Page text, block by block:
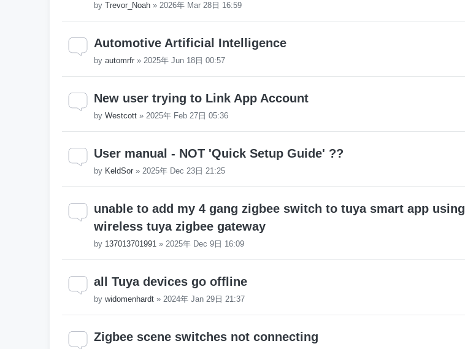
by Trevor_Noah » 2026年 Mar 28日 16:59
Automotive Artificial Intelligence
by automrfr » 2025年 Jun 18日 00:57
New user trying to Link App Account
by Westcott » 2025年 Feb 27日 05:36
User manual - NOT 'Quick Setup Guide' ??
by KeldSor » 2025年 Dec 23日 21:25
unable to add my 4 gang zigbee switch to tuya smart app using
wireless tuya zigbee gateway
by 137013701991 » 2025年 Dec 9日 16:09
all Tuya devices go offline
by widomenhardt » 2024年 Jan 29日 21:37
Zigbee scene switches not connecting